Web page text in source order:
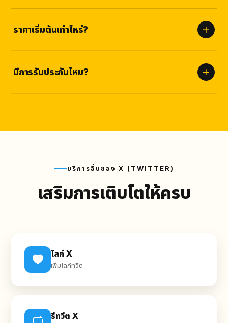
ปลอดภัยสูง
ราคาเริ่มต้นเท่าไหร่?
คุณได้เลย
มีการรับประกันไหม?
บริการอื่นของ X (TWITTER)
เสริมการเติบโตให้ครบ
ไลก์ X
เพิ่มไลก์ทวีต
รีทวีต X